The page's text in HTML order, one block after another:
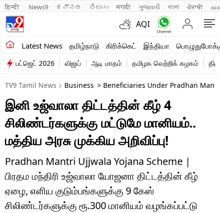
हिन्दी News9 ಕನ್ನಡ తెలుగు मराठी ગુજરાતી বাংলা ਪੰਜਾਬੀ
AQI
Latest News தமிழ்நாடு கிரிக்கெட் இந்தியா
சமீபத்திய செய்திகள்
தமிழ்நாடு
இந்தியா
உலகம்
விளையாட்டு
பொழுதுபோக்கு
லைஃப்ஸ்டைல்
வணிகம்
பட்ஜெட் 2026 விஜய் ஆடி மாதம் தமிழக வெற்றிக் கழகம்
TV9 Tamil News Business > Beneficiaries Under Pradhan
இனி உஜ்வாலா திட்டத்தின் கீழ் 4
சிலிண்டர்களுக்கு மட்டுமே மானியம்..
மத்திய அரசு முக்கிய அறிவிப்பு!
Pradhan Mantri Ujjwala Yojana Scheme |
பிரதம மந்திரி உஜ்வாலா யோஜனா திட்டத்தின் கீழ்
ஏழை, எளிய குடும்பங்களுக்கு 9 கேஸ்
சிலிண்டர்களுக்கு ரூ.300 மானியம் வழங்கப்பட்டு